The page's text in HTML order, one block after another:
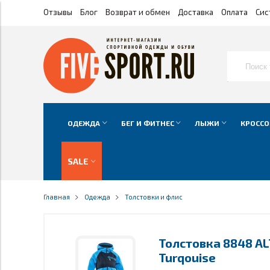
Отзывы Блог Возврат и обмен Доставка Оплата
ОДЕЖДА БЕГ И ФИТНЕС ЛЫЖИ
SALE
Главная Одежда Толстовки и флис
Толстовка 8848
Turqouise